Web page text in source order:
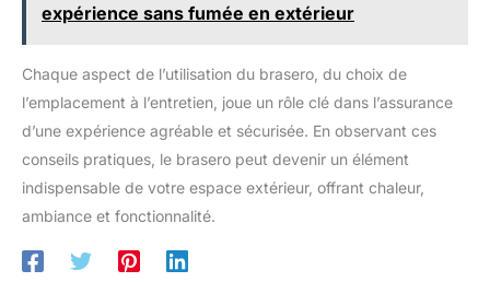
expérience sans fumée en extérieur
Chaque aspect de l’utilisation du brasero, du choix de
l’emplacement à l’entretien, joue un rôle clé dans l’assurance
d’une expérience agréable et sécurisée. En observant ces
conseils pratiques, le brasero peut devenir un élément
indispensable de votre espace extérieur, offrant chaleur,
ambiance et fonctionnalité.